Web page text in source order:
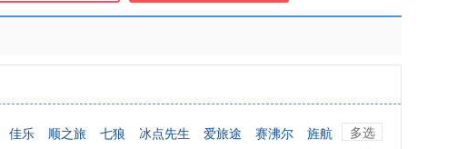
佳乐 顺之旅 七狼 冰点先生 爱旅途 赛沸尔 旌航
多选